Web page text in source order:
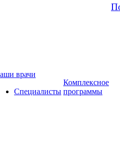
врачи
Специалисты
Комплексное
программы